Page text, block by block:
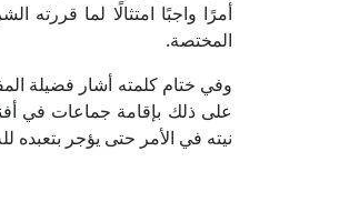
أمرًا واجبًا امتثالًا لما
المختصة.
وفي ختام كلمته أشار فضيلة
على ذلك بإقامة جماعات في
نيته في الأمر حتى يؤجر بتعبده